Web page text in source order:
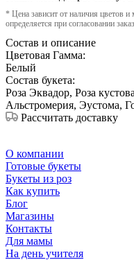
* Цена зависит от наличия цветов и
определяется при согласовании
Состав и описание
Цветовая Гамма:
Белый
Состав букета:
Роза Эквадор, Роза
Альстромерия, Эустома,
Рассчитать доставку
О компании
Готовые букеты
Букеты из роз
Как купить
Блог
Магазины
Контакты
Для мамы
На день учителя